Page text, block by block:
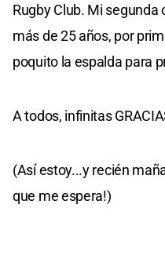
Rugby Club. Mi segunda
más de 25 años, por
poquito la espalda para
A todos, infinitas
(Así estoy...y recién
que me espera!)